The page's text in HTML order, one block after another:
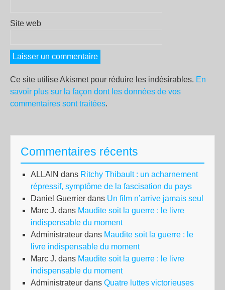
Site web
Ce site utilise Akismet pour réduire les indésirables. En
savoir plus sur la façon dont les données de vos
commentaires sont traitées.
Commentaires récents
ALLAIN dans Ritchy Thibault : un acharnement
répressif, symptôme de la fascisation du pays
Daniel Guerrier dans Un film n’arrive jamais seul
Marc J. dans Maudite soit la guerre : le livre
indispensable du moment
Administrateur dans Maudite soit la guerre : le
livre indispensable du moment
Marc J. dans Maudite soit la guerre : le livre
indispensable du moment
Administrateur dans Quatre luttes victorieuses